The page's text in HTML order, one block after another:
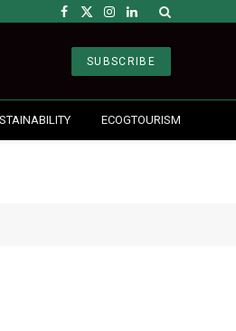
Facebook
X
Instagram
LinkedIn
SUBSCRIBE
ECOGTOURISM